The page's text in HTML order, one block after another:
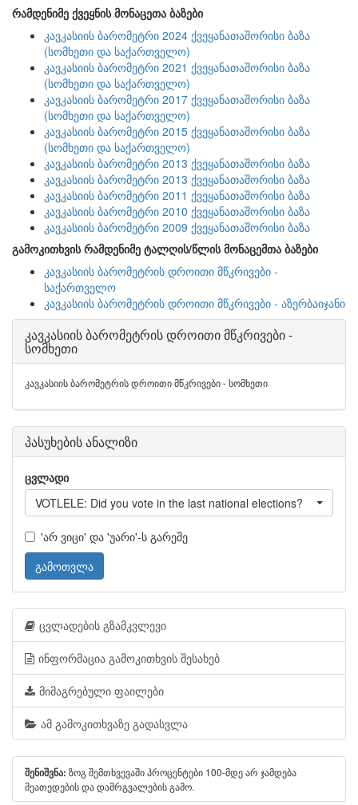
რამდენიმე ქვეყნის მონაცეთა ბაზები
კავკასიის ბარომეტრი 2024 ქვეყანათაშორისი ბაზა
(სომხეთი და საქართველო)
კავკასიის ბარომეტრი 2021 ქვეყანათაშორისი ბაზა
(სომხეთი და საქართველო)
კავკასიის ბარომეტრი 2017 ქვეყანათაშორისი ბაზა
(სომხეთი და საქართველო)
კავკასიის ბარომეტრი 2015 ქვეყანათაშორისი ბაზა
(სომხეთი და საქართველო)
კავკასიის ბარომეტრი 2013 ქვეყანათაშორისი ბაზა
კავკასიის ბარომეტრი 2013 ქვეყანათაშორისი ბაზა
კავკასიის ბარომეტრი 2011 ქვეყანათაშორისი ბაზა
კავკასიის ბარომეტრი 2010 ქვეყანათაშორისი ბაზა
კავკასიის ბარომეტრი 2009 ქვეყანათაშორისი ბაზა
გამოკითხვის რამდენიმე ტალღის/წლის მონაცემთა ბაზები
კავკასიის ბარომეტრის დროითი მწკრივები -
საქართველო
კავკასიის ბარომეტრის დროითი მწკრივები - აზერბაიჯანი
კავკასიის ბარომეტრის დროითი მწკრივები -
სომხეთი
კავკასიის ბარომეტრის დროითი მწკრივები - სომხეთი
პასუხების ანალიზი
ცვლადი
VOTLELE: Did you vote in the last national elections?
'არ ვიცი' და 'უარი'-ს გარეშე
გამოთვლა
ცვლადების გზამკვლევი
ინფორმაცია გამოკითხვის შესახებ
მიმაგრებული ფაილები
ამ გამოკითხვაზე გადასვლა
შენიშვნა: ზოგ შემთხვევაში პროცენტები 100-მდე არ ჯამდება
მეათედების და დამრგვალების გამო.